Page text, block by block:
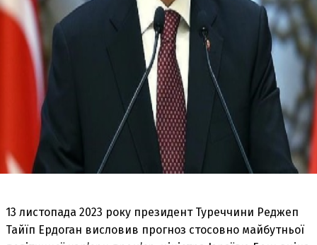
13 листопада 2023 року президент Туреччини Реджеп
Тайїп Ердоган висловив прогноз стосовно майбутньої